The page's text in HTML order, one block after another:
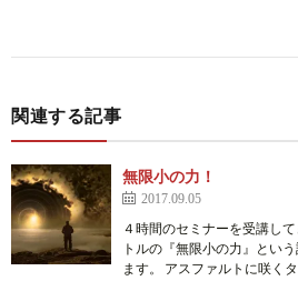
関連する記事
無限小の力！
2017.09.05
４時間のセミナーを受講し
トルの『無限小の力』とい
ます。 アスファルトに咲く